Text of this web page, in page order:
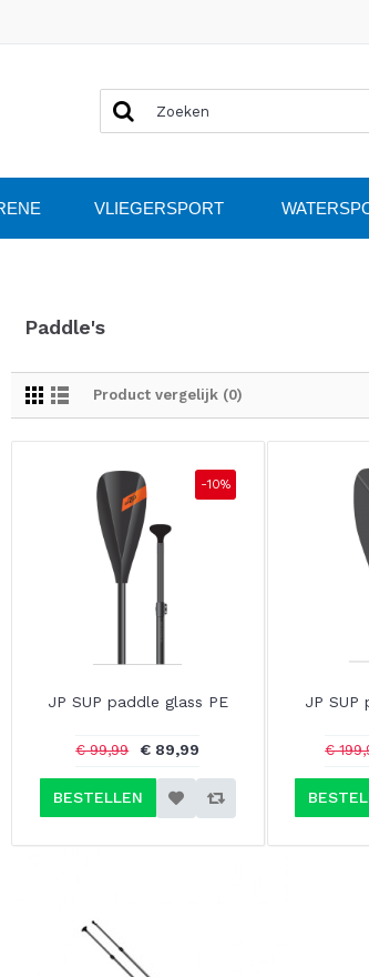
VLIEGERSPORT
Paddle's
Product vergelijk (0)
-10%
JP SUP paddle glass PE
€ 99,99 € 89,99
BESTELLEN
JP SUP
€